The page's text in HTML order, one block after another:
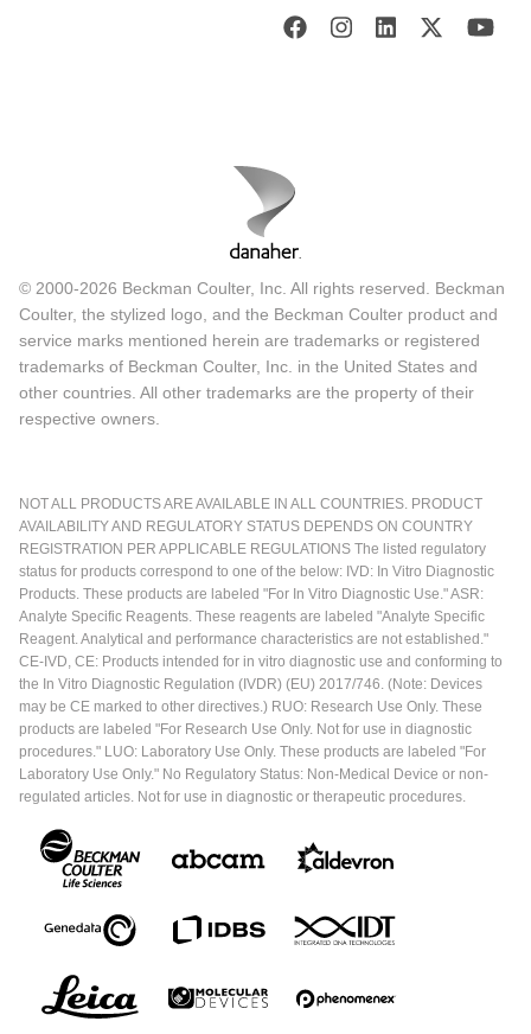
© 2000-2026 Beckman Coulter, Inc. All rights reserved. Beckman
Coulter, the stylized logo, and the Beckman Coulter product and
service marks mentioned herein are trademarks or registered
trademarks of Beckman Coulter, Inc. in the United States and
other countries. All other trademarks are the property of their
respective owners.
NOT ALL PRODUCTS ARE AVAILABLE IN ALL COUNTRIES. PRODUCT
AVAILABILITY AND REGULATORY STATUS DEPENDS ON COUNTRY
REGISTRATION PER APPLICABLE REGULATIONS The listed regulatory
status for products correspond to one of the below: IVD: In Vitro Diagnostic
Products. These products are labeled "For In Vitro Diagnostic Use." ASR:
Analyte Specific Reagents. These reagents are labeled "Analyte Specific
Reagent. Analytical and performance characteristics are not established."
CE-IVD, CE: Products intended for in vitro diagnostic use and conforming to
the In Vitro Diagnostic Regulation (IVDR) (EU) 2017/746. (Note: Devices
may be CE marked to other directives.) RUO: Research Use Only. These
products are labeled "For Research Use Only. Not for use in diagnostic
procedures." LUO: Laboratory Use Only. These products are labeled "For
Laboratory Use Only." No Regulatory Status: Non-Medical Device or non-
regulated articles. Not for use in diagnostic or therapeutic procedures.